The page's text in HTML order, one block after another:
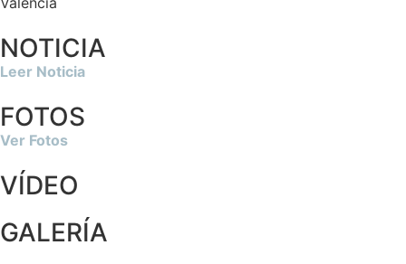
NOTICIA
Leer Noticia
FOTOS
Ver Fotos
VÍDEO
GALERÍA